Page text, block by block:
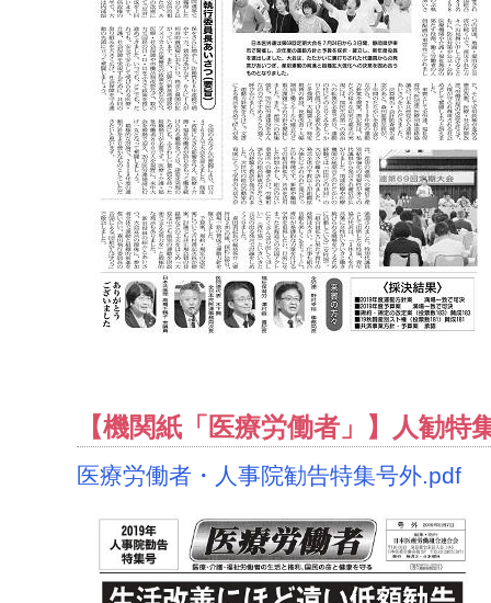
【機関紙「医療労働者」】人勧特
医療労働者・人事院勧告特集号外.pdf